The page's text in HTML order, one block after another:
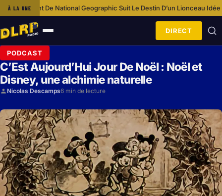
À LA UNESuit Le Destin D’un Lionceau· Idée Shopping : Loungefly
Ouvrir
le
menu
DIRECT
PODCAST
C’Est Aujourd’Hui Jour De Noël : Noël et
Disney, une alchimie naturelle
Nicolas Descamps6 min de lecture